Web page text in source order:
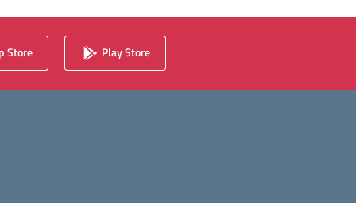
Store Play Store